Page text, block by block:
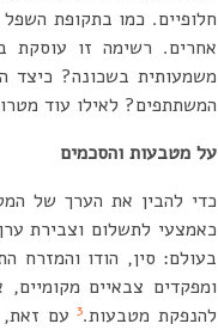
חלופיים. כמו בתקופת
אחרים. רשימה זו עוסקת
משמעותית בשכונה? כיצד
המשתתפים? לאילו עוד
על מטבעות והסכמים
כדי להבין את הערך של
בעולם: סין, הודו והמזרח
ומפקדים צבאיים
להנפקת מטבעות.3עם זאת,